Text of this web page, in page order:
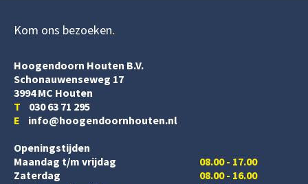
Kom ons bezoeken
Hoogendoorn Houten B.V.
Schonauwenseweg 17
3994 MC Houten
T 030 63 71 295
E info@hoogendoornhouten.nl
Openingstijden
Maandag t/m vrijdag
Zaterdag
08.00 - 17.00
08.00 - 16.00